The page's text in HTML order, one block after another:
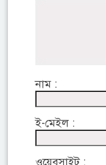
নাম :
ই-মেইল :
ওয়েবসাইট :